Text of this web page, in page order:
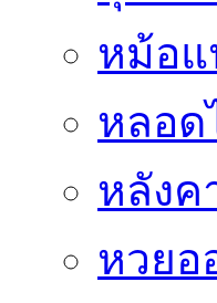
หม้อแ
หลอด
หลังค
หวยอ